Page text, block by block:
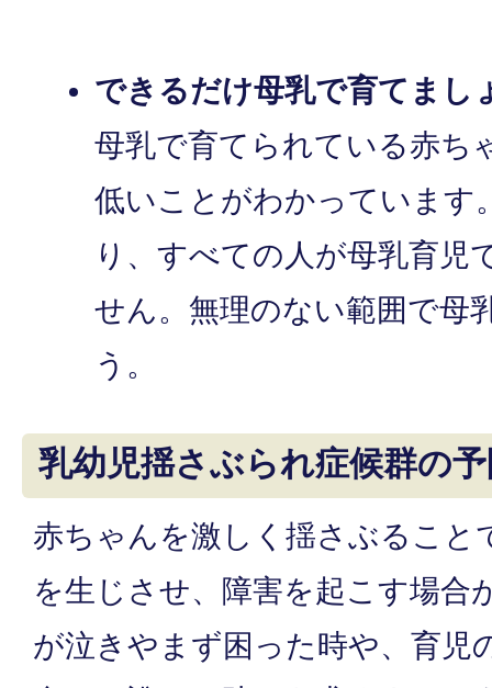
できるだけ母乳で育てまし
母乳で育てられている赤ち
低いことがわかっています
り、すべての人が母乳育児
せん。無理のない範囲で母
う。
乳幼児揺さぶられ症候群の
赤ちゃんを激しく揺さぶること
を生じさせ、障害を起こす場合
が泣きやまず困った時や、育児